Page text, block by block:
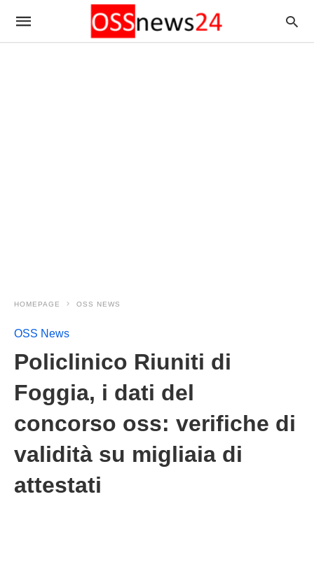
HOMEPAGE OSS NEWS
OSS News
Policlinico Riuniti di
Foggia, i dati del
concorso oss: verifiche di
validità su migliaia di
attestati